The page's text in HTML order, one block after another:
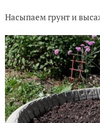
Насыпаем грунт и